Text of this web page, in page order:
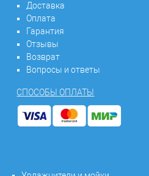
Доставка
Оплата
Гарантия
Отзывы
Возврат
Вопросы и ответы
СПОСОБЫ ОПЛАТЫ